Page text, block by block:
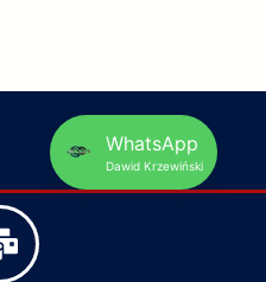
WhatsApp
Dawid Krzewiński